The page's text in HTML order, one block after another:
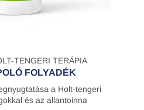
TENGERI TERÁPIA
FOLYADÉK
a Holt-tengeri
és az allantoinna